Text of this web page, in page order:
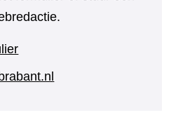
(verwijst
naar